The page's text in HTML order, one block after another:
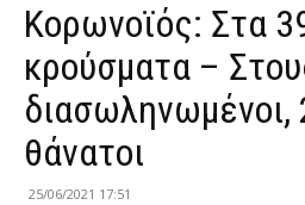
News
Κορωνοϊός: Στα
κρούσματα –
διασωληνωμένοι,
θάνατοι
25/06/2021 17:51